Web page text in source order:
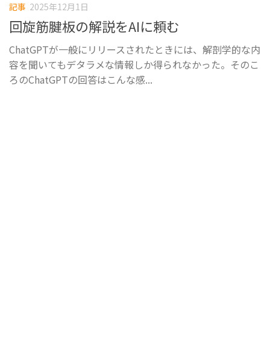
記事 2025年12月1日
回旋筋腱板の解説をAIに頼む
ChatGPTが一般にリリースされたときには、解剖学的な内
容を聞いてもデタラメな情報しか得られなかった。そのこ
ろのChatGPTの回答はこんな感...